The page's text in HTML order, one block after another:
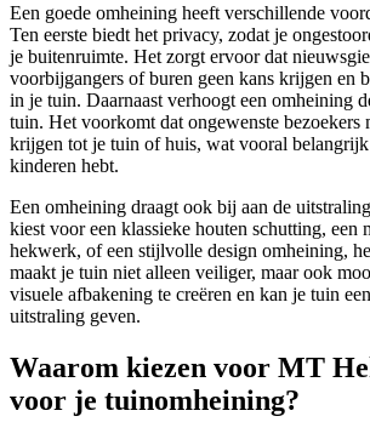
Een goede omheining heeft verschillende
Ten eerste biedt het privacy, zodat je
je buitenruimte. Het zorgt ervoor dat
voorbijgangers of buren geen kans krijgen en
in je tuin. Daarnaast verhoogt een omheining
tuin. Het voorkomt dat ongewenste bezoekers
krijgen tot je tuin of huis, wat vooral
kinderen hebt.
Een omheining draagt ook bij aan de
kiest voor een klassieke houten schutting, een
hekwerk, of een stijlvolle design omheining,
maakt je tuin niet alleen veiliger, maar ook
visuele afbakening te creëren en kan je tuin
uitstraling geven.
Waarom kiezen voor MT
voor je tuinomheining?